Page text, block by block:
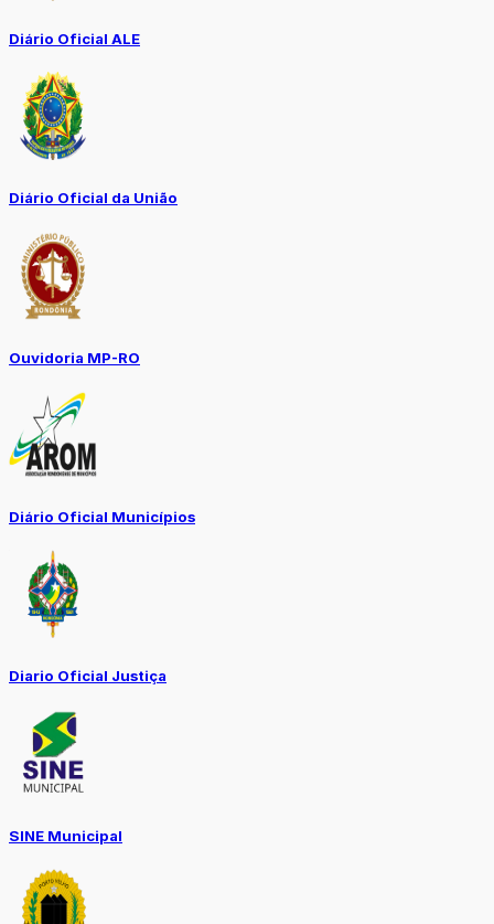
Diário Oficial ALE
Diário Oficial da União
Ouvidoria MP-RO
Diário Oficial Municípios
Diario Oficial Justiça
SINE Municipal